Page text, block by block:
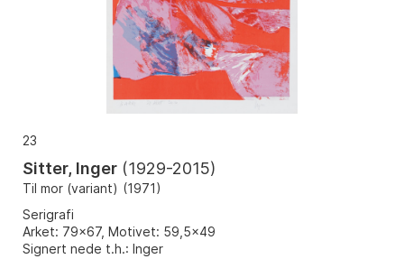
23
Sitter, Inger (1929-2015)
Til mor (variant) (1971)
Serigrafi
Arket: 79x67, Motivet: 59,5x49
Signert nede t.h.: Inger